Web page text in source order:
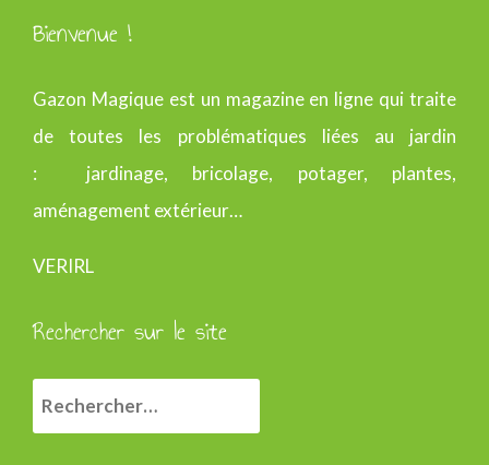
Bienvenue !
Gazon Magique est un magazine en ligne qui traite
de toutes les problématiques liées au jardin
: jardinage, bricolage, potager, plantes,
aménagement extérieur…
VERIRL
Rechercher sur le site
R
e